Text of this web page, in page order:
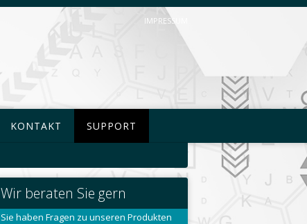
IMPRESSUM
KONTAKT SUPPORT
Wir beraten Sie gern
Sie haben Fragen zu unseren Produkten